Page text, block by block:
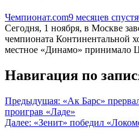
Чемпионат.com9 месяцев спустя
Сегодня, 1 ноября, в Москве
чемпионата Континентальной
местное «Динамо» принимало
Навигация по
Предыдущая: «Ак Барс»
проиграв «Ладе»
Далее: «Зенит» победил